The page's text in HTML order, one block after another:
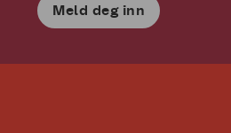
Meld deg inn